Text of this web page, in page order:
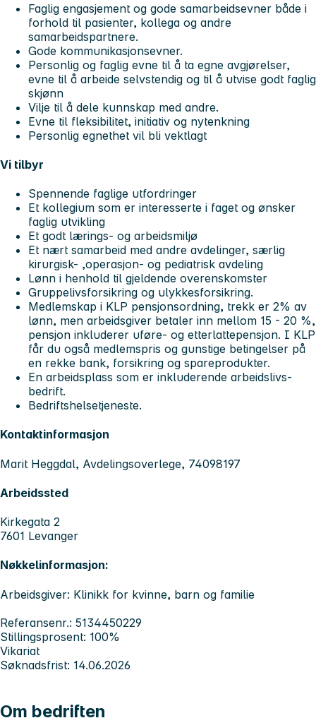
Faglig engasjement og gode samarbeidsevner både i
forhold til pasienter, kollega og andre
samarbeidspartnere.
Gode kommunikasjonsevner.
Personlig og faglig evne til å ta egne avgjørelser,
evne til å arbeide selvstendig og til å utvise godt faglig
skjønn
Vilje til å dele kunnskap med andre.
Evne til fleksibilitet, initiativ og nytenkning
Personlig egnethet vil bli vektlagt
Vi tilbyr
Spennende faglige utfordringer
Et kollegium som er interesserte i faget og ønsker
faglig utvikling
Et godt lærings- og arbeidsmiljø
Et nært samarbeid med andre avdelinger, særlig
kirurgisk- ,operasjon- og pediatrisk avdeling
Lønn i henhold til gjeldende overenskomster
Gruppelivsforsikring og ulykkesforsikring.
Medlemskap i KLP pensjonsordning, trekk er 2% av
lønn, men arbeidsgiver betaler inn mellom 15 - 20 %,
pensjon inkluderer uføre- og etterlattepensjon. I KLP
får du også medlemspris og gunstige betingelser på
en rekke bank, forsikring og spareprodukter.
En arbeidsplass som er inkluderende arbeidslivs-
bedrift.
Bedriftshelsetjeneste.
Kontaktinformasjon
Marit Heggdal, Avdelingsoverlege, 74098197
Arbeidssted
Kirkegata 2
7601 Levanger
Nøkkelinformasjon:
Arbeidsgiver: Klinikk for kvinne, barn og familie
Referansenr.: 5134450229
Stillingsprosent: 100%
Vikariat
Søknadsfrist: 14.06.2026
Om bedriften